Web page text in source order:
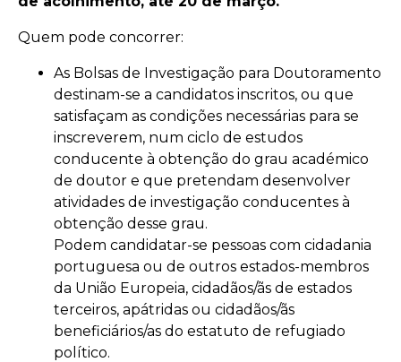
Quem pode concorrer:
As Bolsas de Investigação para Doutoramento
destinam-se a candidatos inscritos, ou que
satisfaçam as condições necessárias para se
inscreverem, num ciclo de estudos
conducente à obtenção do grau académico
de doutor e que pretendam desenvolver
atividades de investigação conducentes à
obtenção desse grau.
Podem candidatar-se pessoas com cidadania
portuguesa ou de outros estados-membros
da União Europeia, cidadãos/ãs de estados
terceiros, apátridas ou cidadãos/ãs
beneficiários/as do estatuto de refugiado
político.